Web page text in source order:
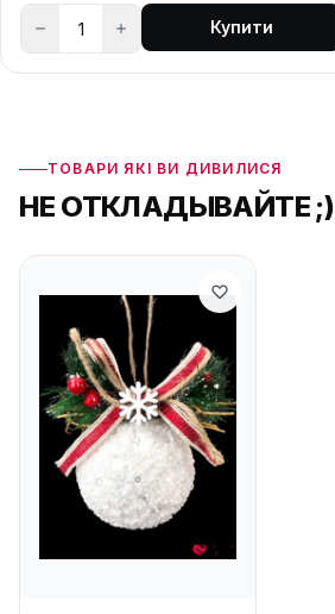
Купити
ТОВАРИ ЯКІ ВИ ДИВИЛИСЯ
НЕ ОТКЛАДЫВАЙТЕ ;)